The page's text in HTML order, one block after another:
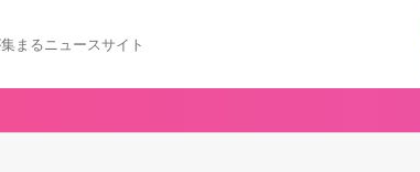
まるニュースサイト